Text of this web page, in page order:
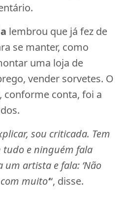
lembrou que já fez de
se manter, como
uma loja de
vender sorvetes. O
conforme conta, foi a
sou criticada. Tem
tudo e ninguém fala
um artista e fala: ‘Não
muito’“, disse.